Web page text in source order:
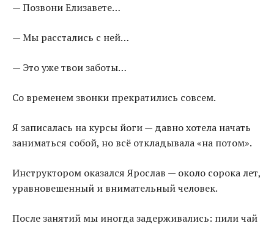
— Позвони Елизавете…
— Мы расстались с ней…
— Это уже твои заботы…
Со временем звонки прекратились совсем.
Я записалась на курсы йоги — давно хотела начать
заниматься собой, но всё откладывала «на потом».
Инструктором оказался Ярослав — около сорока лет,
уравновешенный и внимательный человек.
После занятий мы иногда задерживались: пили чай